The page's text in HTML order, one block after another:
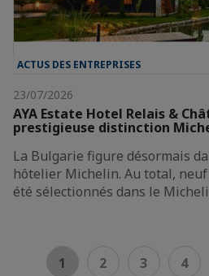
ACTUS DES ENTREPRISES
23/07/2026
AYA Estate Hotel Relais &
prestigieuse distinction
La Bulgarie figure désormais
hôtelier Michelin. Au total,
été sélectionnés dans le
1 2 3 4